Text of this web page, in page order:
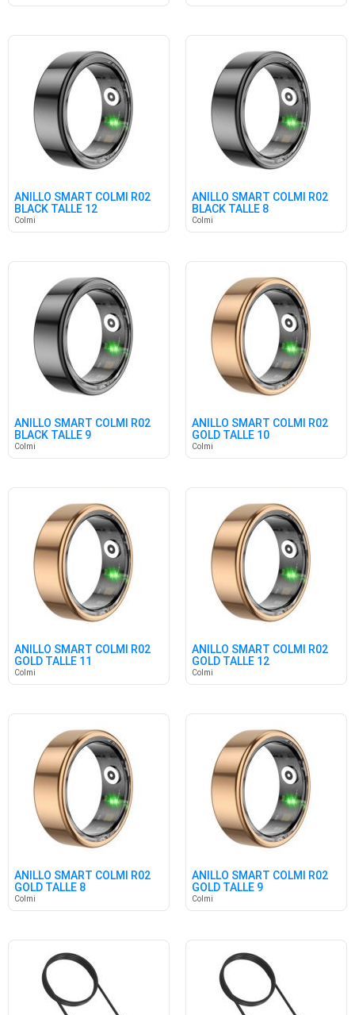
ANILLO SMART COLMI R02
BLACK TALLE 12
Colmi
ANILLO SMART COLMI R02
BLACK TALLE 8
Colmi
ANILLO SMART COLMI R02
BLACK TALLE 9
Colmi
ANILLO SMART COLMI R02
GOLD TALLE 10
Colmi
ANILLO SMART COLMI R02
GOLD TALLE 11
Colmi
ANILLO SMART COLMI R02
GOLD TALLE 12
Colmi
ANILLO SMART COLMI R02
GOLD TALLE 8
Colmi
ANILLO SMART COLMI R02
GOLD TALLE 9
Colmi